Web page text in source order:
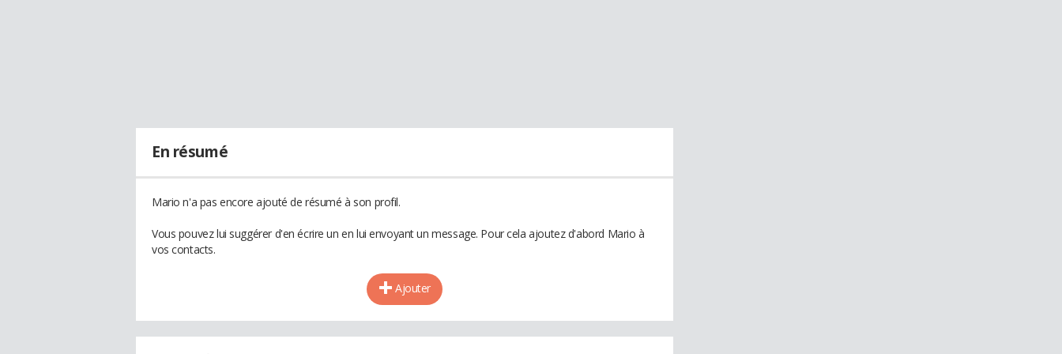
En résumé
Mario n'a pas encore ajouté de résumé à son profil.
Vous pouvez lui suggérer d'en écrire un en lui envoyant un message. Pour cela ajoutez d'abord Mario à
vos contacts.
Ajouter